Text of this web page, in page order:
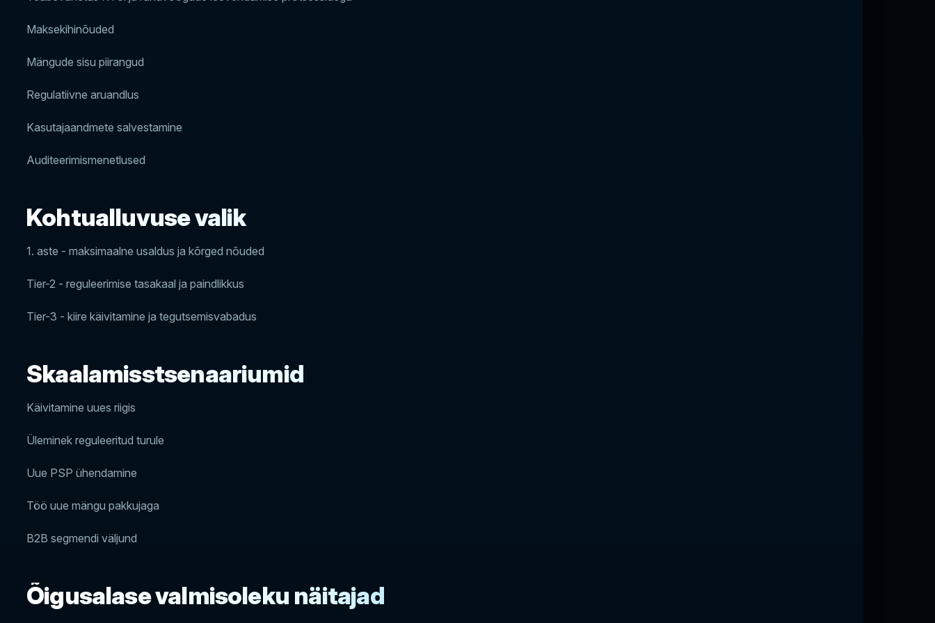
Maksekihinõuded
Mängude sisu piirangud
Regulatiivne aruandlus
Kasutajaandmete salvestamine
Auditeerimismenetlused
Kohtualluvuse valik
1. aste - maksimaalne usaldus ja kõrged nõuded
Tier-2 - reguleerimise tasakaal ja paindlikkus
Tier-3 - kiire käivitamine ja tegutsemisvabadus
Skaalamisstsenaariumid
Käivitamine uues riigis
Üleminek reguleeritud turule
Uue PSP ühendamine
Töö uue mängu pakkujaga
B2B segmendi väljund
Õigusalase valmisoleku näitajad